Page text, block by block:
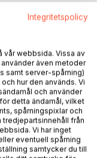
årskurs sex.
i katedern för att
sig om och
ny kille framme
Killen hade röd
avklippta
Håret var ljust
på axeln på
i er klass idag.
Integritetspolicy
vår webbsida. Vissa av
även metoder
samt server-spårning)
hur den används. Vi
och använder
detta ändamål, vilket
spårningspixlar och
tredjepartsinnehåll från
Vi har inget
eventuell spårning
samtycker du till